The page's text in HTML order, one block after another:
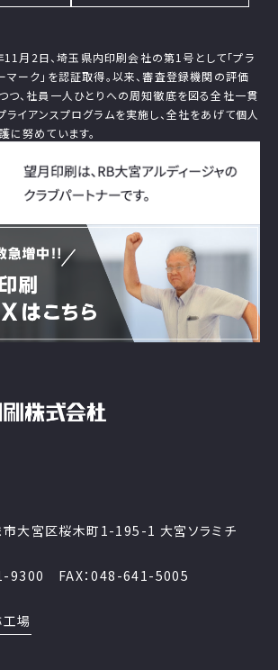
月2日、埼玉県内印刷会社の第1号として「プラ
マーク」を認証取得。以来、審査登録機関の評価
つ、社員一人ひとりへの周知徹底を図る全社一貫
ライアンスプログラムを実施し、全社をあげて個人
に努めています。
市大宮区桜木町1-195-1 大宮ソラミチ
9300 FAX：048-641-5005
場